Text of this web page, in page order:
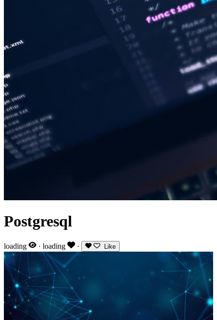
Postgresql
loading · loading · Like